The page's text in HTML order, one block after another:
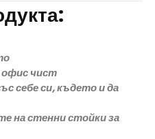
офис чист
себе си, където и да
на стенни стойки за